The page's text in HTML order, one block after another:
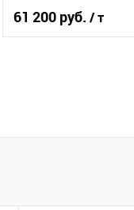
61 200 руб. / т